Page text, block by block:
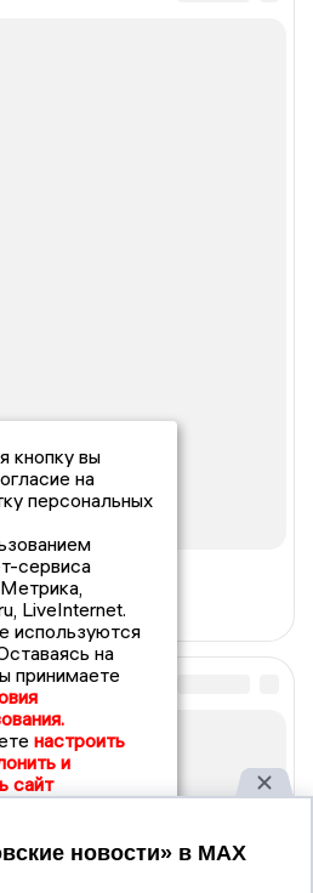
кнопку вы
на
персональных
сервиса
LiveInternet.
используются
на
принимаете
настроить
и
сайт